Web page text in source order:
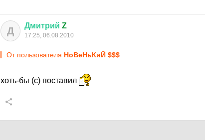
Д Дмитрий Z
17:25, 06.08.2010
От пользователя НоВеНьКиЙ $$$
хоть-бы (с) поставил